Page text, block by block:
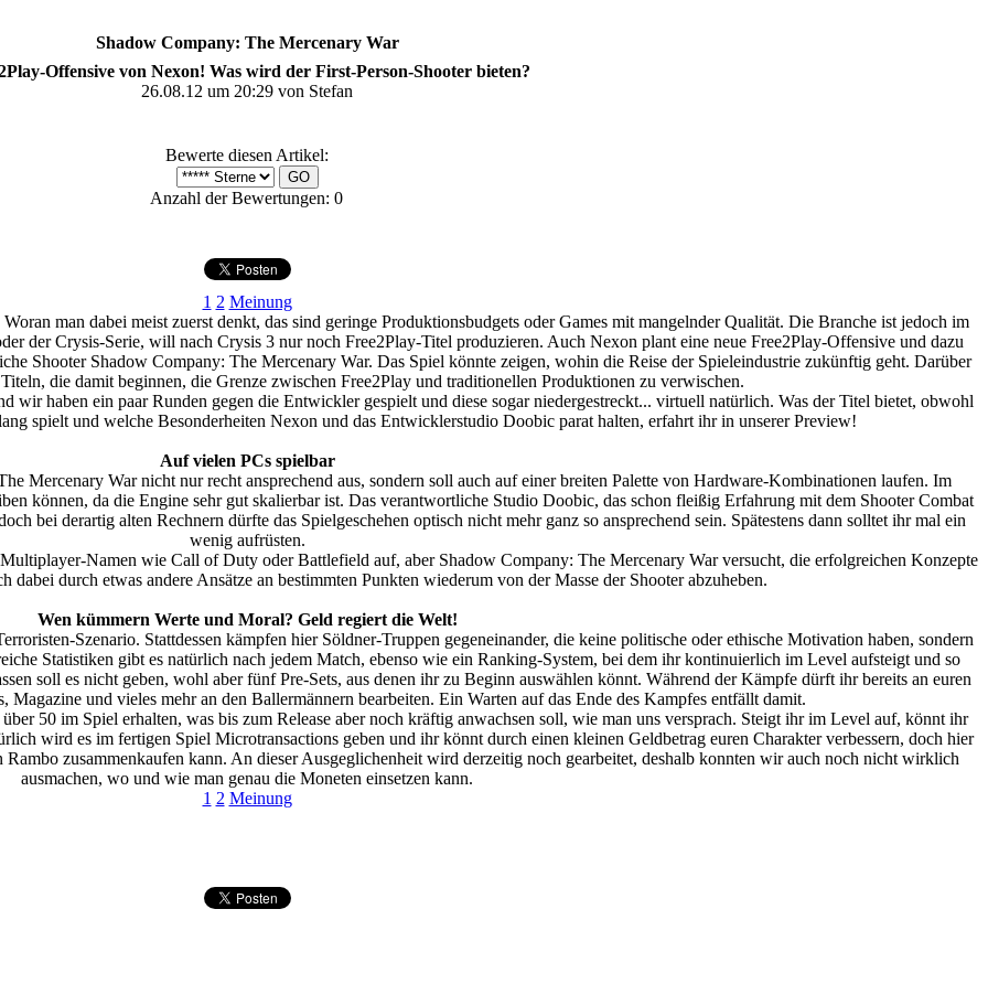
Shadow Company: The Mercenary War
Offensive von Nexon! Was wird der First-Person-Shooter bieten?
26.08.12 um 20:29 von Stefan
Bewerte diesen Artikel:
Anzahl der Bewertungen: 0
1 2 Meinung
man dabei meist zuerst denkt, das sind geringe Produktionsbudgets oder Games mit mangelnder Qualität. Die Branche ist jedoch im
der Crysis-Serie, will nach Crysis 3 nur noch Free2Play-Titel produzieren. Auch Nexon plant eine neue Free2Play-Offensive und dazu
Shooter Shadow Company: The Mercenary War. Das Spiel könnte zeigen, wohin die Reise der Spieleindustrie zukünftig geht. Darüber
die damit beginnen, die Grenze zwischen Free2Play und traditionellen Produktionen zu verwischen.
wir haben ein paar Runden gegen die Entwickler gespielt und diese sogar niedergestreckt... virtuell natürlich. Was der Titel bietet, obwohl
spielt und welche Besonderheiten Nexon und das Entwicklerstudio Doobic parat halten, erfahrt ihr in unserer Preview!
Auf vielen PCs spielbar
Mercenary War nicht nur recht ansprechend aus, sondern soll auch auf einer breiten Palette von Hardware-Kombinationen laufen. Im
können, da die Engine sehr gut skalierbar ist. Das verantwortliche Studio Doobic, das schon fleißig Erfahrung mit dem Shooter Combat
bei derartig alten Rechnern dürfte das Spielgeschehen optisch nicht mehr ganz so ansprechend sein. Spätestens dann solltet ihr mal ein
wenig aufrüsten.
Namen wie Call of Duty oder Battlefield auf, aber Shadow Company: The Mercenary War versucht, die erfolgreichen Konzepte
dabei durch etwas andere Ansätze an bestimmten Punkten wiederum von der Masse der Shooter abzuheben.
Wen kümmern Werte und Moral? Geld regiert die Welt!
Szenario. Stattdessen kämpfen hier Söldner-Truppen gegeneinander, die keine politische oder ethische Motivation haben, sondern
Statistiken gibt es natürlich nach jedem Match, ebenso wie ein Ranking-System, bei dem ihr kontinuierlich im Level aufsteigt und so
soll es nicht geben, wohl aber fünf Pre-Sets, aus denen ihr zu Beginn auswählen könnt. Während der Kämpfe dürft ihr bereits an euren
Magazine und vieles mehr an den Ballermännern bearbeiten. Ein Warten auf das Ende des Kampfes entfällt damit.
50 im Spiel erhalten, was bis zum Release aber noch kräftig anwachsen soll, wie man uns versprach. Steigt ihr im Level auf, könnt ihr
wird es im fertigen Spiel Microtransactions geben und ihr könnt durch einen kleinen Geldbetrag euren Charakter verbessern, doch hier
zusammenkaufen kann. An dieser Ausgeglichenheit wird derzeitig noch gearbeitet, deshalb konnten wir auch noch nicht wirklich
ausmachen, wo und wie man genau die Moneten einsetzen kann.
1 2 Meinung